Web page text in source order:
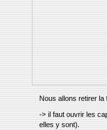
Nous allons retirer la
-> il faut ouvrir les
elles y sont).